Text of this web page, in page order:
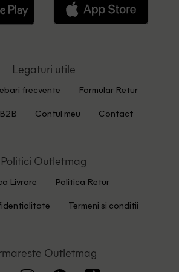
Legaturi utile
frecvente Formular Retur
Contul meu Contact
Politici Outletmag
Livrare Politica Retur
Termeni si conditii
Outletmag